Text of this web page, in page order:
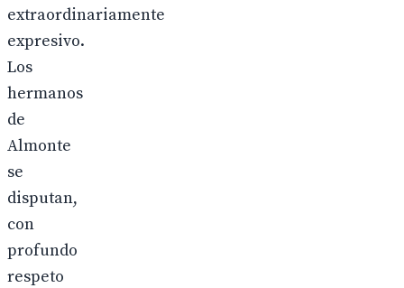
extraordinariamente
expresivo.
Los
hermanos
de
Almonte
se
disputan,
con
profundo
respeto